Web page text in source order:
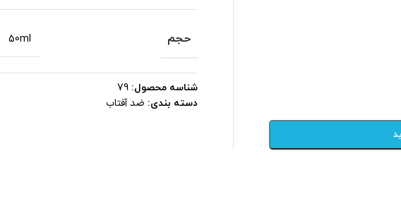
حجم 50ml
شناسه محصول: 79
دسته بندی: ضد آفتاب